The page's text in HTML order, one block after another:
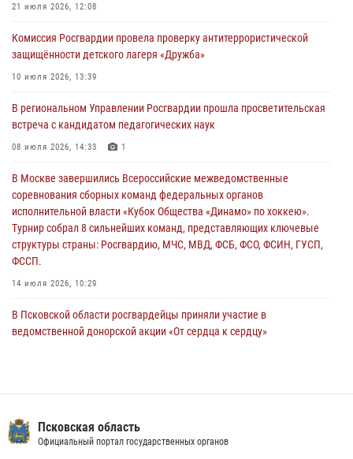
безопасности во время празднования Дня ВДВ
улицу Труда
31 июля 2026, 13:53
Всероссийского конкурса профессионального мастерства среди
сотрудников вневедомственной охраны Росгвардии, Псковские
Росгвардейцы одержали победу
30 июля 2026, 05:10
21 июля 2026, 12:08
Комиссия Росгвардии провела проверку антитеррористической
защищённости детского лагеря «Дружба»
10 июля 2026, 13:39
В региональном Управлении Росгвардии прошла просветительская
встреча с кандидатом педагогических наук
08 июля 2026, 14:33 1
В Москве завершились Всероссийские межведомственные
соревнования сборных команд федеральных органов
исполнительной власти «Кубок Общества «Динамо» по хоккею».
Турнир собрал 8 сильнейших команд, представляющих ключевые
структуры страны: Росгвардию, МЧС, МВД, ФСБ, ФСО, ФСИН, ГУСП,
ФССП.
14 июля 2026, 10:29
В Псковской области росгвардейцы приняли участие в
ведомственной донорской акции «От сердца к сердцу»
24 июля 2026, 13:59 1
Псковская область
Официальный портал государственных органов